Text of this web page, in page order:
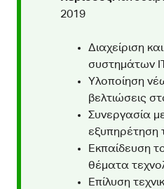
2019
Διαχείριση
συστημάτων
Υλοποίηση
βελτιώσεις
Συνεργασία
εξυπηρέτηση
Εκπαίδευση
θέματα
Επίλυση